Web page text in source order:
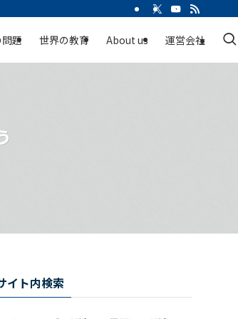
題 世界の教育 About us 運営会社
イト内検索